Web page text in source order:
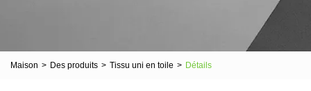
Maison > Des produits > Tissu uni en toile > Détails